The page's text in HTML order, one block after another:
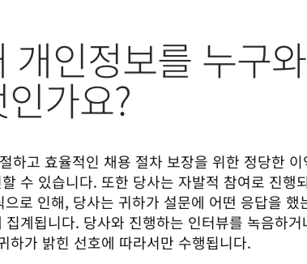
인정보를 누구
가요?
하고 효율적인 채용 절차 보장을 위한 정당한
수 있습니다. 또한 당사는 자발적 참여로 진행
로 인해, 당사는 귀하가 설문에 어떤 응답을
집계됩니다. 당사와 진행하는 인터뷰를 녹음하
하가 밝힌 선호에 따라서만 수행됩니다.